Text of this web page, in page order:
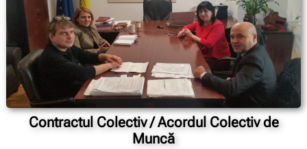
Contractul Colectiv / Acordul Colectiv de
Muncă